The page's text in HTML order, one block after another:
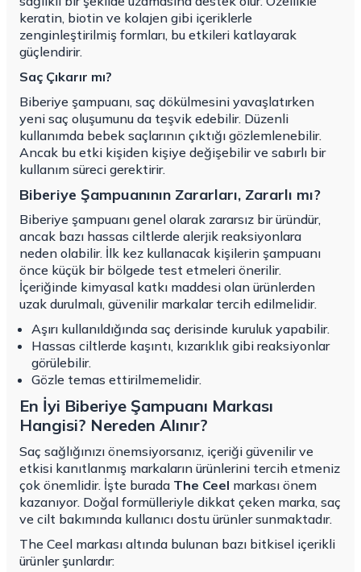
keratin, biotin ve kolajen gibi içeriklerle
zenginleştirilmiş formları, bu etkileri katlayarak
güçlendirir.
Saç Çıkarır mı?
Biberiye şampuanı, saç dökülmesini yavaşlatırken
yeni saç oluşumunu da teşvik edebilir. Düzenli
kullanımda bebek saçlarının çıktığı gözlemlenebilir.
Ancak bu etki kişiden kişiye değişebilir ve sabırlı bir
kullanım süreci gerektirir.
Biberiye Şampuanının Zararları, Zararlı mı?
Biberiye şampuanı genel olarak zararsız bir üründür,
ancak bazı hassas ciltlerde alerjik reaksiyonlara
neden olabilir. İlk kez kullanacak kişilerin şampuanı
önce küçük bir bölgede test etmeleri önerilir.
İçeriğinde kimyasal katkı maddesi olan ürünlerden
uzak durulmalı, güvenilir markalar tercih edilmelidir.
Aşırı kullanıldığında saç derisinde kuruluk yapabilir.
Hassas ciltlerde kaşıntı, kızarıklık gibi reaksiyonlar
görülebilir.
Gözle temas ettirilmemelidir.
En İyi Biberiye Şampuanı Markası
Hangisi? Nereden Alınır?
Saç sağlığınızı önemsiyorsanız, içeriği güvenilir ve
etkisi kanıtlanmış markaların ürünlerini tercih etmeniz
çok önemlidir. İşte burada The Ceel markası önem
kazanıyor. Doğal formülleriyle dikkat çeken marka, saç
ve cilt bakımında kullanıcı dostu ürünler sunmaktadır.
The Ceel markası altında bulunan bazı bitkisel içerikli
ürünler şunlardır: